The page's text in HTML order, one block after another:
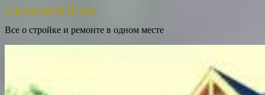
Строительный Портал
Все о стройке и ремонте в одном месте